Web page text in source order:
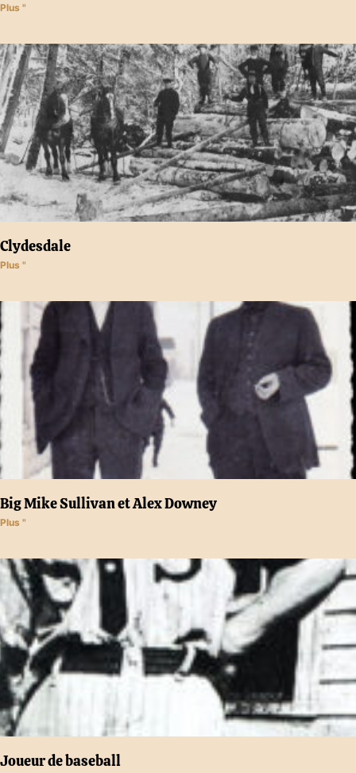
Plus "
Clydesdale
Plus "
Big Mike Sullivan et Alex Downey
Plus "
Joueur de baseball